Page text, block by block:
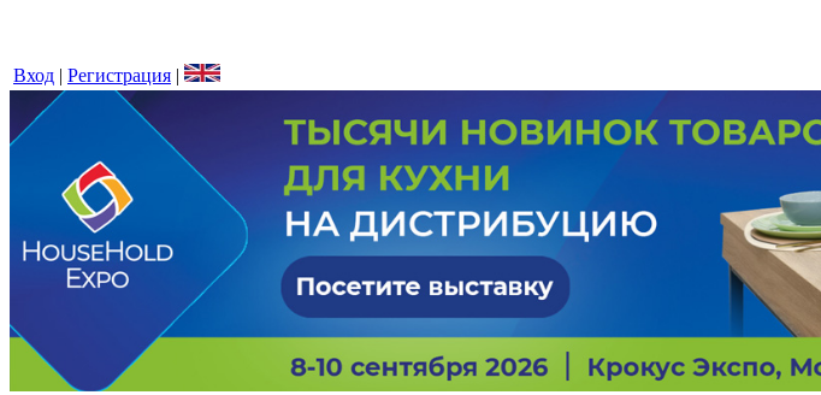
Вход | Регистрация |